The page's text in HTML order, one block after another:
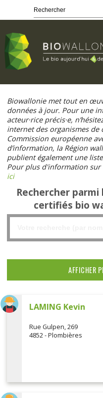
contenu
principal
Biowallonie met tout en
données à jour. Pour une
acteur·rice précis·e,
internet des organismes
Commission européenne
d’information, la Région
publient également une
Pour plus d'information sur
ici
Rechercher
certifiés bio
LAMING Kevin
Rue Gulpen, 269
4852 - Plombières
AFFICHER